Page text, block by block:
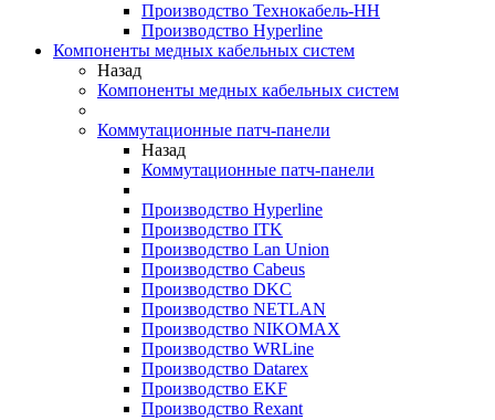
Производство Технокабель-НН
Производство Hyperline
Компоненты медных кабельных систем
Назад
Компоненты медных кабельных систем
Коммутационные патч-панели
Назад
Коммутационные патч-панели
Производство Hyperline
Производство ITK
Производство Lan Union
Производство Cabeus
Производство DKC
Производство NETLAN
Производство NIKOMAX
Производство WRLine
Производство Datarex
Производство EKF
Производство Rexant